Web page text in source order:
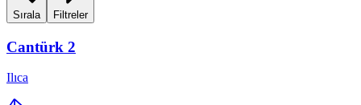
Sırala Filtreler
Cantürk 2
Ilıca